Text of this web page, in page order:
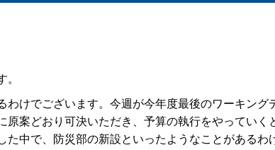
けでございます。今週が今年度最後のワーキン
案どおり可決いただき、予算の執行をやってい
中で、防災部の新設といったようなことがあるわ